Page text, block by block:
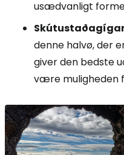
usædvanligt
denne halvø, der
giver den bedste
være muligheden